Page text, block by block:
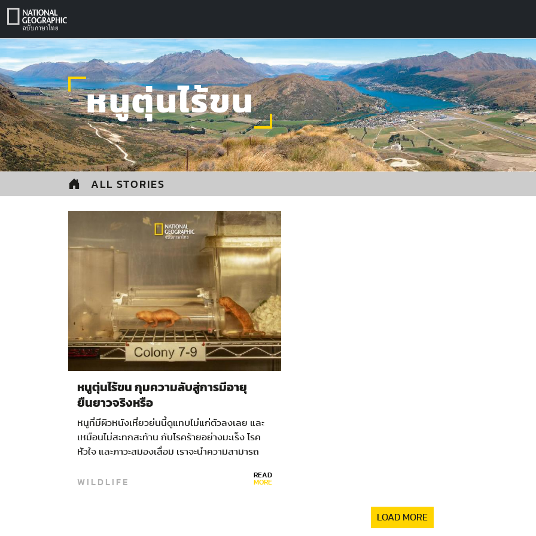
Skip
หนูตุ่นไร้ขน
ALL STORIES
หนูตุ่นไร้ขน กุมความลับสู่การมีอายุ
ยืนยาวจริงหรือ
หนูที่มีผิวหนังเหี่ยวย่นนี้ดูแทบไม่แก่ตัวลงเลย และ
เหมือนไม่สะทกสะท้าน กับโรคร้ายอย่างมะเร็ง โรค
หัวใจ และภาวะสมองเสื่อม เราจะนำความสามารถ
ไม่…
WILDLIFE READ
MORE
LOAD MORE